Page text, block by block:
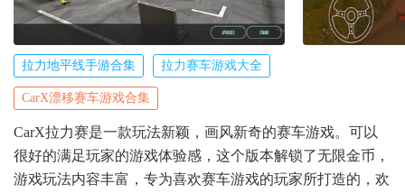
拉力地平线手游合集 拉力赛车游戏大全
CarX漂移赛车游戏合集
CarX拉力赛是一款玩法新颖，画风新奇的赛车游戏。可以
很好的满足玩家的游戏体验感，这个版本解锁了无限金币，
游戏玩法内容丰富，专为喜欢赛车游戏的玩家所打造的，欢